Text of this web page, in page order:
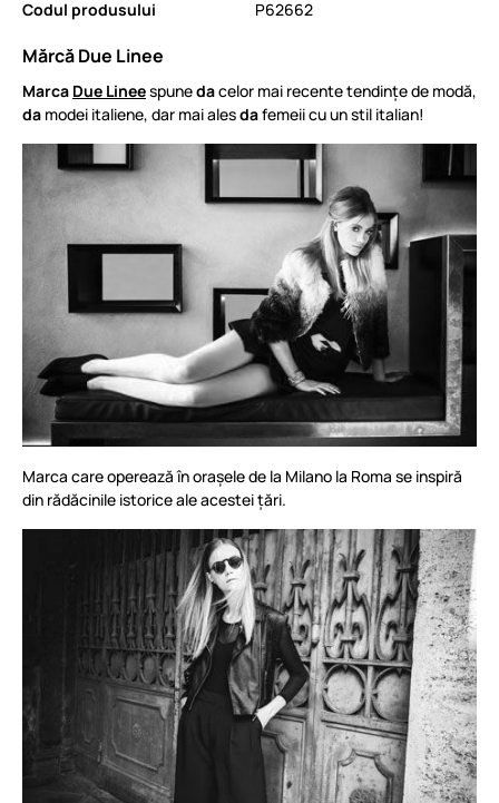
Codul produsului P62662
Mărcă Due Linee
Marca Due Lineespunedacelor mai recente tendințe de modă,
da modei italiene, dar mai alesdafemeii cu un stil italian!
Marca care operează în orașele de la Milano la Roma se inspiră
din rădăcinile istorice ale acestei țări.